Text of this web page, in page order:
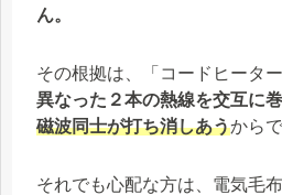
ん。
その根拠は、「コードヒータ
異なった２本の熱線を交互に
磁波同士が打ち消しあうからで
それでも心配な方は、電気毛